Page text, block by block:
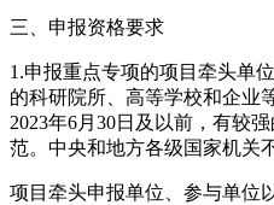
三、申报资格要求
1.申报重点专项的项目牵头单
的科研院所、高等学校和企业
2023年6月30日及以前，有较
范。中央和地方各级国家机关
项目牵头申报单位、参与单位